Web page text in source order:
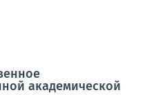
академической